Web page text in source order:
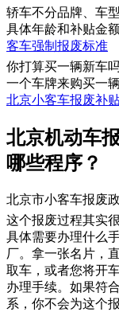
轿车不分品牌、车
具体年龄和补贴金
客车强制报废标准
你打算买一辆新车
一个车牌来购买一
北京小客车报废补
北京机动车
哪些程序？
北京市小客车报废政
这个报废过程其实
具体需要办理什么
厂。拿一张名片，
取车，或者您将开
办理手续。如果符
系，你不会为这个